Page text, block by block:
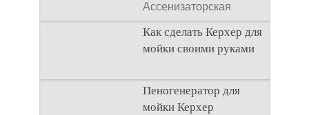
Ассенизаторская
машина используется
для того, чтобы
Как сделать Керхер для
мойки своими руками
Общие сведения о
мойках высокого
давления Мойка
Пеногенератор для
мойки Керхер